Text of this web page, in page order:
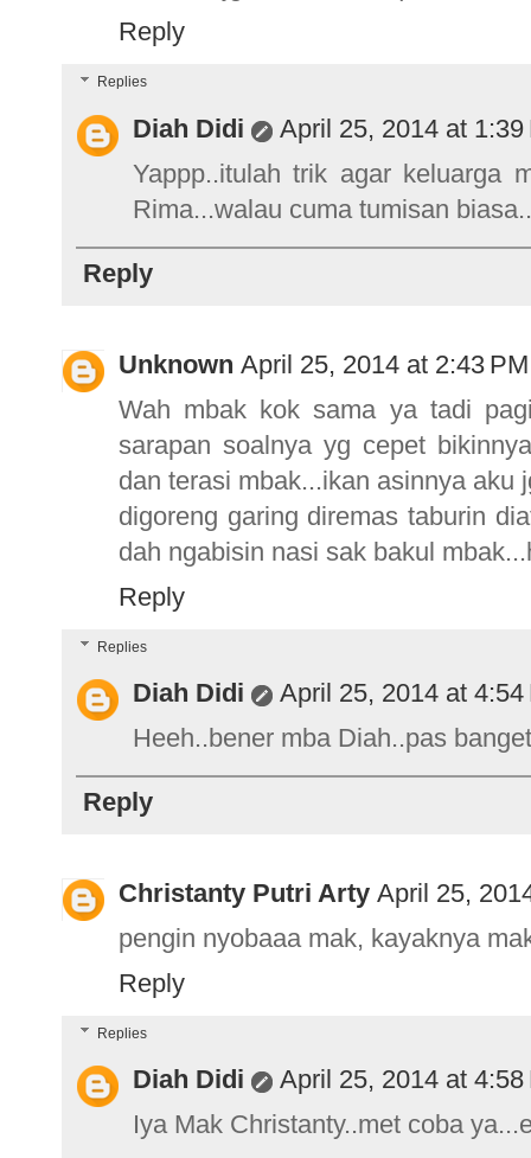
Reply
Replies
Diah Didi
April 25, 2014 at 1:39
Yappp..itulah trik agar keluarga
Rima...walau cuma tumisan
Reply
Unknown April 25, 2014 at 2:43 PM
Wah mbak kok sama ya tadi
sarapan soalnya yg cepet
dan terasi mbak...ikan asinnya aku
digoreng garing diremas taburin
dah ngabisin nasi sak bakul
Reply
Replies
Diah Didi
April 25, 2014 at 4:54
Heeh..bener mba Diah..pas
Reply
Christanty Putri Arty April 25,
pengin nyobaaa mak, kayaknya
Reply
Replies
Diah Didi
April 25, 2014 at 4:58
Iya Mak Christanty..met coba